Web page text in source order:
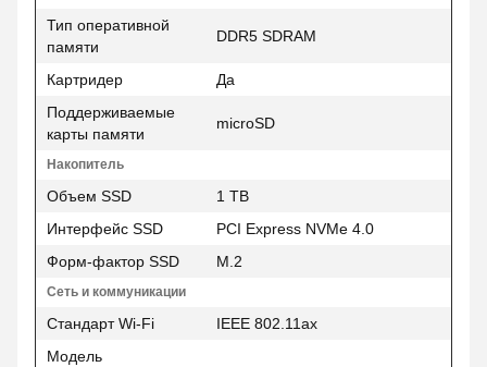
Тип оперативной
памяти
DDR5 SDRAM
Картридер
Да
Поддерживаемые
карты памяти
microSD
Накопитель
Объем SSD
1 TB
Интерфейс SSD
PCI Express NVMe 4.0
Форм-фактор SSD
M.2
Сеть и коммуникации
Стандарт Wi-Fi
IEEE 802.11ax
Модель